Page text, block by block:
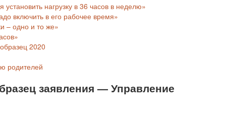
нагрузку в 36 часов в неделю»
включить в его рабочее время»
– одно и то же»
2020
родителей
заявления — Управление